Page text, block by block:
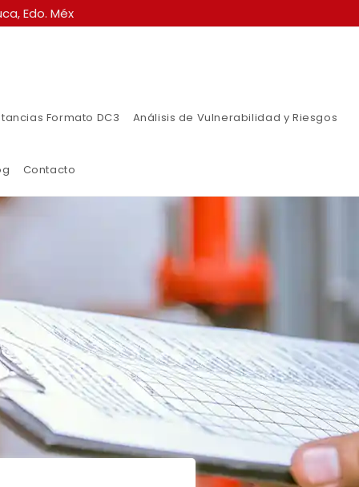
Edo. Méx
Formato DC3 Análisis de Vulnerabilidad y Riesgos
Contacto